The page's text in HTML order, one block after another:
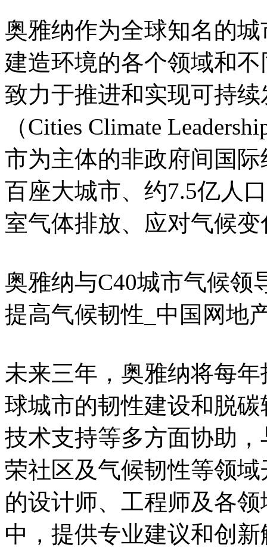
奥雅纳作为全球知名的
建造环境的各个领域和
致力于推进和实现可持
（Cities Climate
市为主体的非政府间国
百座大城市、约7.5亿人
室气体排放、应对气候变
奥雅纳与C40城市气候领
提高气候韧性_中国网地
未来三年，奥雅纳将每
球城市的韧性建设和脱
技术支持等多方面协助，
荣社区及气候韧性等领
的设计师、工程师及各领
中，提供专业建议和创